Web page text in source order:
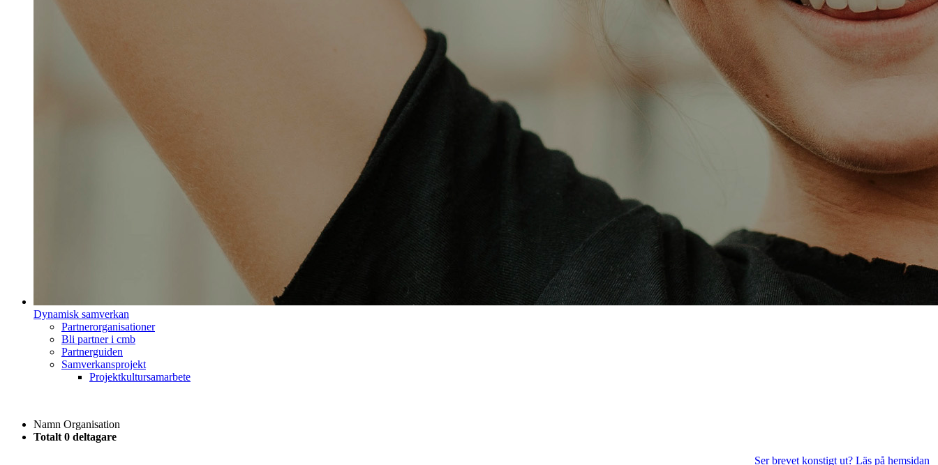
Dynamisk samverkan
Partnerorganisationer
Bli partner i cmb
Partnerguiden
Samverkansprojekt
Projektkultursamarbete
Namn Organisation
Totalt 0 deltagare
Ser brevet konstigt ut? Läs på hemsidan